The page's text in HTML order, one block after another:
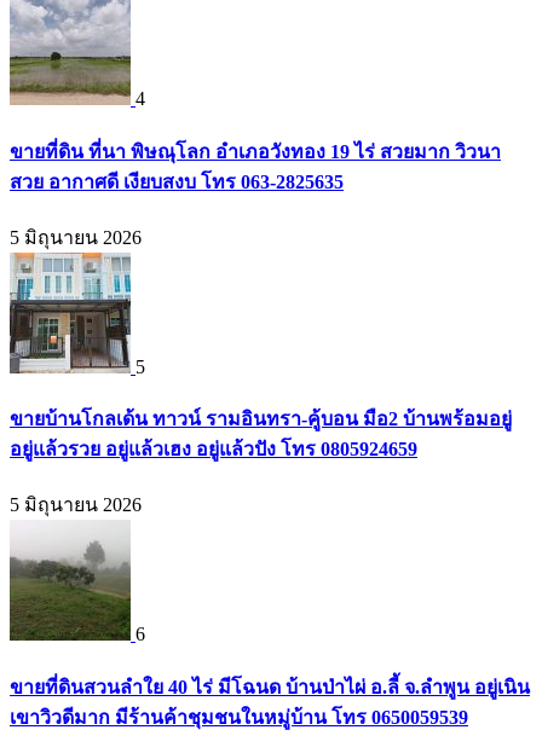
4
ขายที่ดิน ที่นา พิษณุโลก อำเภอวังทอง 19 ไร่ สวยมาก วิวนา
สวย อากาศดี เงียบสงบ โทร 063-2825635
5 มิถุนายน 2026
5
ขายบ้านโกลเด้น ทาวน์ รามอินทรา-คู้บอน มือ2 บ้านพร้อมอยู่
อยู่แล้วรวย อยู่แล้วเฮง อยู่แล้วปัง โทร 0805924659
5 มิถุนายน 2026
6
ขายที่ดินสวนลำใย 40 ไร่ มีโฉนด บ้านป่าไผ่ อ.ลี้ จ.ลำพูน อยู่เนิน
เขาวิวดีมาก มีร้านค้าชุมชนในหมู่บ้าน โทร 0650059539